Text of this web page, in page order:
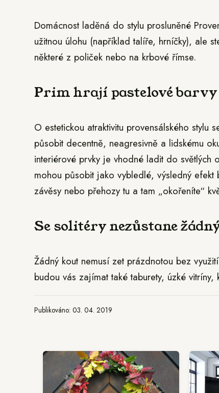
Domácnost laděná do stylu prosluněné
užitnou úlohu (například talíře, hrníčky), ale
některé z poliček nebo na krbové římse.
Prim hrají pastelové barvy
O estetickou atraktivitu provensálského
působit decentně, neagresivně a lidskému
interiérové prvky je vhodné ladit do
mohou působit jako vybledlé, výsledný
závěsy nebo přehozy tu a tam „okořeníte“
Se solitéry nezůstane
Žádný kout nemusí zet prázdnotou bez
budou vás zajímat také taburety, úzké
Publikováno: 03. 04. 2019